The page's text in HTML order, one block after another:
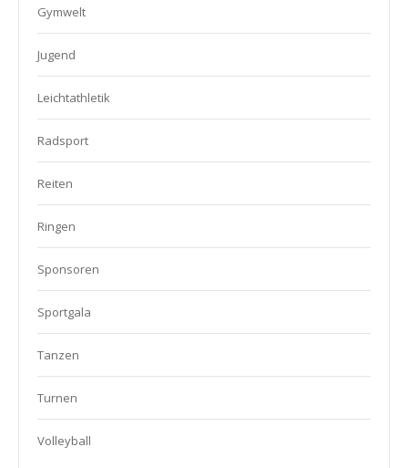
Gymwelt
Jugend
Leichtathletik
Radsport
Reiten
Ringen
Sponsoren
Sportgala
Tanzen
Turnen
Volleyball